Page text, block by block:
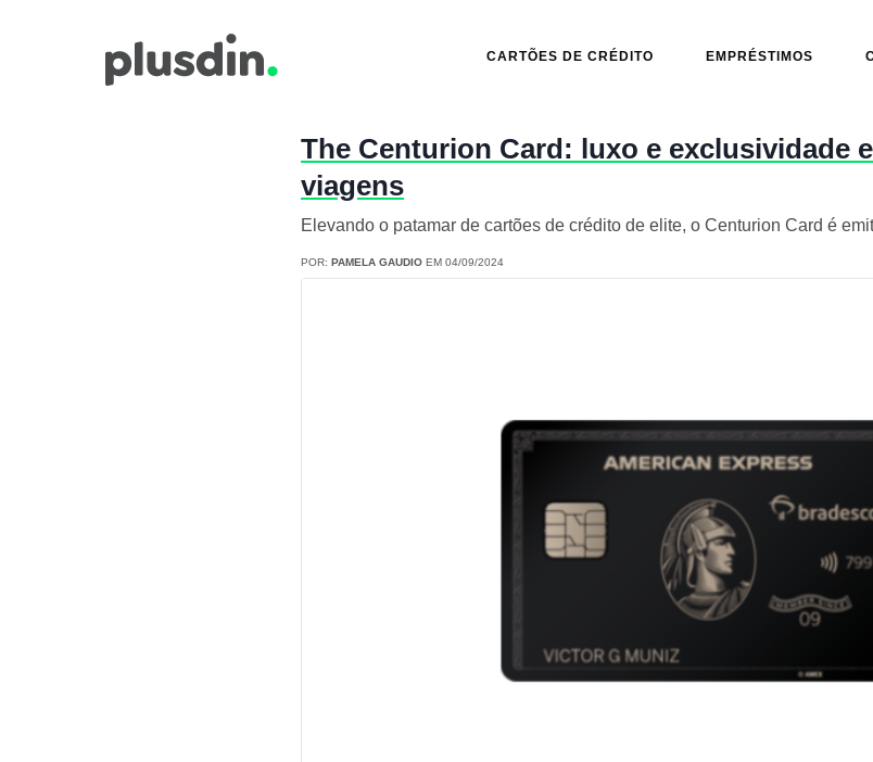
CARTÕES DE CRÉDITO EMPRÉSTIMOS
The Centurion Card: luxo e exclusividade
viagens
Elevando o patamar de cartões de crédito de elite, o Centurion Card é
POR: PAMELA GAUDIO EM 04/09/2024